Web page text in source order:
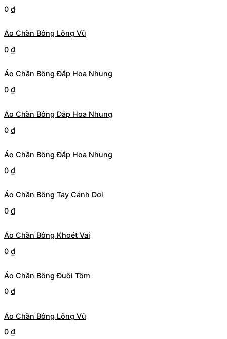
0 ₫
Áo Chần Bông Lông Vũ
0 ₫
Áo Chần Bông Đắp Hoa Nhung
0 ₫
Áo Chần Bông Đắp Hoa Nhung
0 ₫
Áo Chần Bông Đắp Hoa Nhung
0 ₫
Áo Chần Bông Tay Cánh Dơi
0 ₫
Áo Chần Bông Khoét Vai
0 ₫
Áo Chần Bông Đuôi Tôm
0 ₫
Áo Chần Bông Lông Vũ
0 ₫